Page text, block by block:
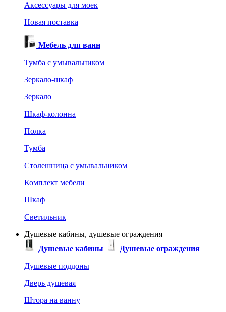
Аксессуары для моек
Новая поставка
Мебель для ванн
Тумба с умывальником
Зеркало-шкаф
Зеркало
Шкаф-колонна
Полка
Тумба
Столешница с умывальником
Комплект мебели
Шкаф
Светильник
Душевые кабины, душевые ограждения
Душевые кабины
Душевые ограждения
Душевые поддоны
Дверь душевая
Штора на ванну